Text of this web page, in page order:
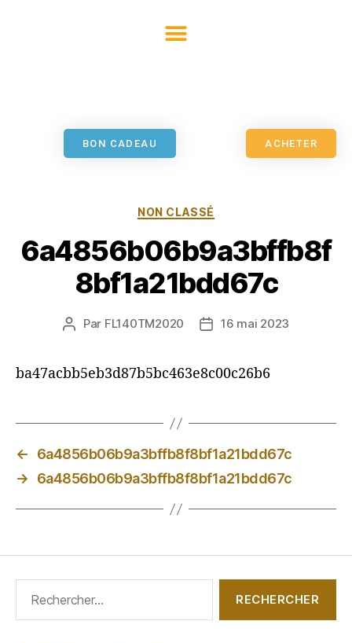
BON CADEAU ACHETER
NON CLASSÉ
6a4856b06b9a3bffb8f
8bf1a21bdd67c
Par FL140TM2020 16 mai 2023
ba47acbb5eb3d87b5bc463e8c00c26b6
←
6a4856b06b9a3bffb8f8bf1a21bdd67c
→
6a4856b06b9a3bffb8f8bf1a21bdd67c